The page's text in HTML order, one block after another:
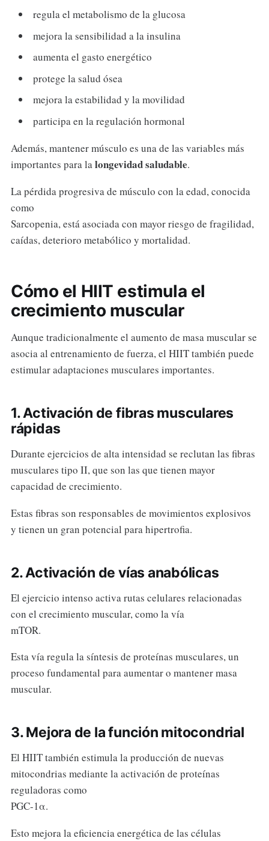
regula el metabolismo de la glucosa
mejora la sensibilidad a la insulina
aumenta el gasto energético
protege la salud ósea
mejora la estabilidad y la movilidad
participa en la regulación hormonal
Además, mantener músculo es una de las variables más
importantes para lalongevidad saludable.
La pérdida progresiva de músculo con la edad, conocida
como
Sarcopenia, está asociada con mayor riesgo de fragilidad,
caídas, deterioro metabólico y mortalidad.
Cómo el HIIT estimula el
crecimiento muscular
Aunque tradicionalmente el aumento de masa muscular se
asocia al entrenamiento de fuerza, el HIIT también puede
estimular adaptaciones musculares importantes.
1. Activación de fibras musculares
rápidas
Durante ejercicios de alta intensidad se reclutan las fibras
musculares tipo II, que son las que tienen mayor
capacidad de crecimiento.
Estas fibras son responsables de movimientos explosivos
y tienen un gran potencial para hipertrofia.
2. Activación de vías anabólicas
El ejercicio intenso activa rutas celulares relacionadas
con el crecimiento muscular, como la vía
mTOR.
Esta vía regula la síntesis de proteínas musculares, un
proceso fundamental para aumentar o mantener masa
muscular.
3. Mejora de la función mitocondrial
El HIIT también estimula la producción de nuevas
mitocondrias mediante la activación de proteínas
reguladoras como
PGC-1α.
Esto mejora la eficiencia energética de las células